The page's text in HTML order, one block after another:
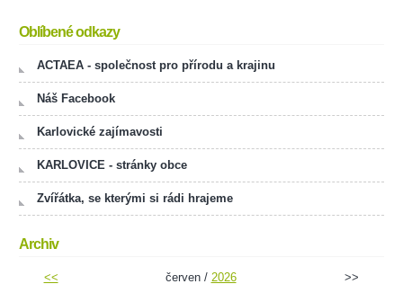
Oblíbené odkazy
ACTAEA - společnost pro přírodu a krajinu
Náš Facebook
Karlovické zajímavosti
KARLOVICE - stránky obce
Zvířátka, se kterými si rádi hrajeme
Archiv
<< červen / 2026 >>